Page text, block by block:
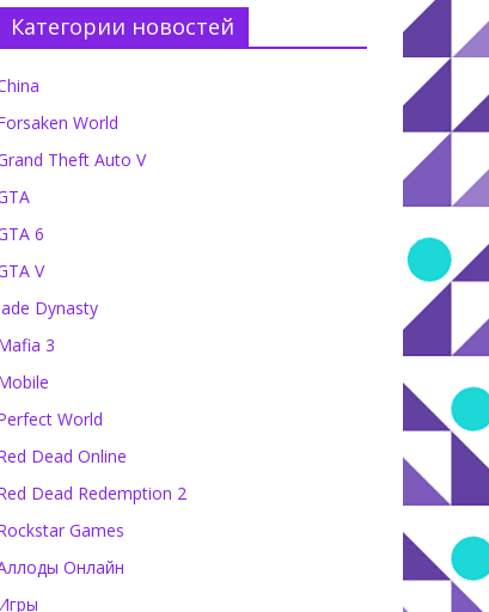
Категории новостей
World
Theft Auto V
6
V
Dynasty
3
World
Dead Online
Dead Redemption 2
Games
Онлайн